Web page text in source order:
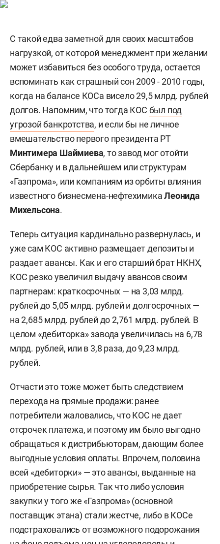
С такой едва заметной для своих масштабов
нагрузкой, от которой менеджмент при желании
может избавиться без особого труда, остается
вспоминать как страшный сон 2009 - 2010 годы,
когда на балансе КОСа висело 29,5 млрд. рублей
долгов. Напомним, что тогда КОС был под
угрозой банкротства, и если бы не личное
вмешательство первого президента РТ
Минтимера Шаймиева, то завод мог отойти
Сбербанку и в дальнейшем или структурам
«Газпрома», или компаниям из орбиты влияния
известного бизнесмена-нефтехимикаЛеонида
Михельсона.
Теперь ситуация кардинально развернулась, и
уже сам КОС активно размещает депозиты и
раздает авансы. Как и его старший брат НКНХ,
КОС резко увеличил выдачу авансов своим
партнерам: краткосрочных — на 3,03 млрд.
рублей до 5,05 млрд. рублей и долгосрочных —
на 2,685 млрд. рублей до 2,761 млрд. рублей. В
целом «дебиторка» завода увеличилась на 6,78
млрд. рублей, или в 3,8 раза, до 9,23 млрд.
рублей.
Отчасти это тоже может быть следствием
перехода на прямые продажи: ранее
потребители жаловались, что КОС не дает
отсрочек платежа, и поэтому им было выгодно
обращаться к дистрибьюторам, дающим более
выгодные условия оплаты. Впрочем, половина
всей «дебиторки» — это авансы, выданные на
приобретение сырья. Так что либо условия
закупки у того же «Газпрома» (основной
поставщик этана) стали жестче, либо в КОСе
подстраховались от возможного подорожания